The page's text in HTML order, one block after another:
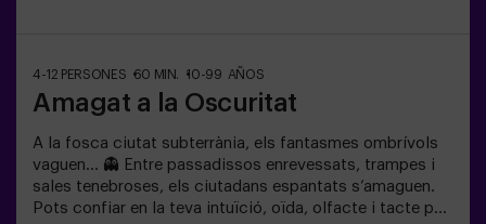
4-12 PERSONES 60 MIN. 10-99 AÑOS
Amagat a la Oscuritat
A la fosca ciutat subterrània, els fantasmes ombrívols
vaguen… 👻 Entre passadissos enrevessats, trampes i
sales tenebroses, els ciutadans espantats s’amaguen.
Pots confiar en la teva intuïció, oïda, olfacte i tacte per